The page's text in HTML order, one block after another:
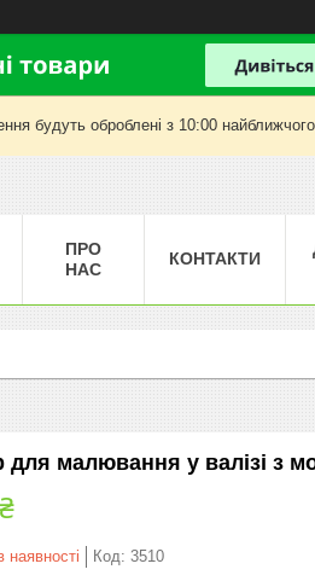
будуть оброблені з 10:00
ПРО
НАС
КОНТАКТИ
для малювання у валізі з
наявності Код: 3510